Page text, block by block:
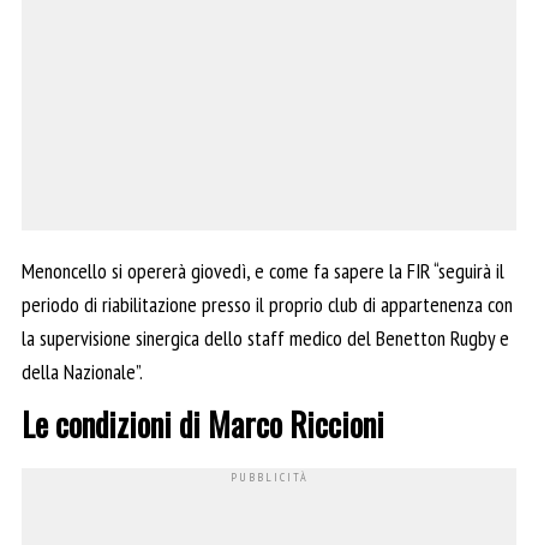
Menoncello si opererà giovedì, e come fa sapere la FIR “seguirà il
periodo di riabilitazione presso il proprio club di appartenenza con
la supervisione sinergica dello staff medico del Benetton Rugby e
della Nazionale”.
Le condizioni di Marco Riccioni